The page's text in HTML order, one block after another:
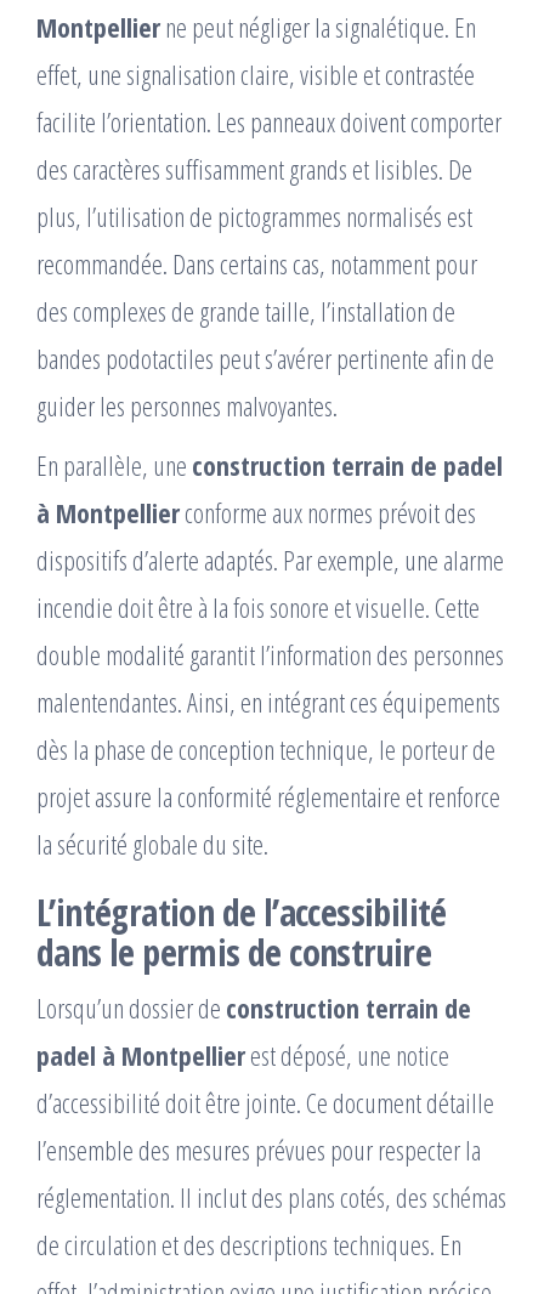
Montpellier ne peut négliger la signalétique. En
effet, une signalisation claire, visible et contrastée
facilite l’orientation. Les panneaux doivent comporter
des caractères suffisamment grands et lisibles. De
plus, l’utilisation de pictogrammes normalisés est
recommandée. Dans certains cas, notamment pour
des complexes de grande taille, l’installation de
bandes podotactiles peut s’avérer pertinente afin de
guider les personnes malvoyantes.
En parallèle, une construction terrain de padel
à Montpellierconforme aux normes prévoit des
dispositifs d’alerte adaptés. Par exemple, une alarme
incendie doit être à la fois sonore et visuelle. Cette
double modalité garantit l’information des personnes
malentendantes. Ainsi, en intégrant ces équipements
dès la phase de conception technique, le porteur de
projet assure la conformité réglementaire et renforce
la sécurité globale du site.
L’intégration de l’accessibilité
dans le permis de construire
Lorsqu’un dossier de construction terrain de
padel à Montpellierest déposé, une notice
d’accessibilité doit être jointe. Ce document détaille
l’ensemble des mesures prévues pour respecter la
réglementation. Il inclut des plans cotés, des schémas
de circulation et des descriptions techniques. En